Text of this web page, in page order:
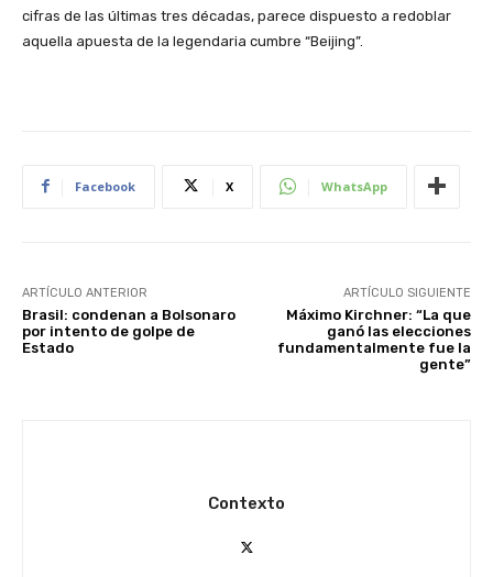
cifras de las últimas tres décadas, parece dispuesto a redoblar
aquella apuesta de la legendaria cumbre “Beijing”.
Facebook X WhatsApp
ARTÍCULO ANTERIOR
Brasil: condenan a Bolsonaro
por intento de golpe de
Estado
ARTÍCULO SIGUIENTE
Máximo Kirchner: “La que
ganó las elecciones
fundamentalmente fue la
gente”
Contexto